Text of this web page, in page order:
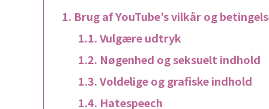
Brug af YouTube’s vilkår og
Vulgære udtryk
Nøgenhed og seksuelt indhold
Voldelige og grafiske indhold
Hatespeech